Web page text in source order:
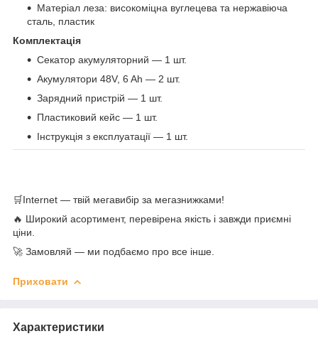
Матеріал леза: високоміцна вуглецева та нержавіюча
сталь, пластик
Комплектація
Секатор акумуляторний — 1 шт.
Акумулятори 48V, 6 Ah — 2 шт.
Зарядний пристрій — 1 шт.
Пластиковий кейс — 1 шт.
Інструкція з експлуатації — 1 шт.
🛒Internet — твій мегавибір за мегазнижками!
🔥 Широкий асортимент, перевірена якість і завжди приємні
ціни.
🚀 Замовляй — ми подбаємо про все інше.
Приховати
Характеристики